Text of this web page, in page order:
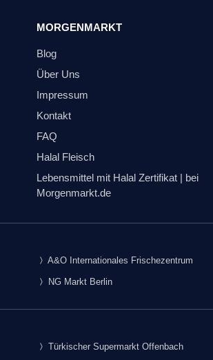
MORGENMARKT
Blog
Über Uns
Impressum
Kontakt
FAQ
Halal Fleisch
Lebensmittel mit Halal Zertifikat | bei
Morgenmarkt.de
A&O Internationales Frischezentrum
NG Markt Berlin
Türkischer Supermarkt Offenbach